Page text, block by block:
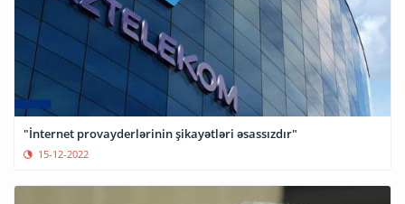
"İnternet provayderlərinin şikayətləri əsassızdır"
15-12-2022